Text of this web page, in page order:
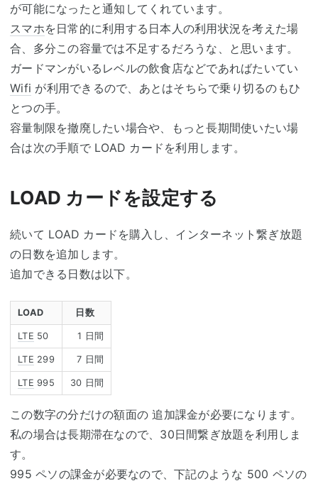
が可能になったと通知してくれています。
スマホを日常的に利用する日本人の利用状況を考えた場
合、多分この容量では不足するだろうな、と思います。
ガードマンがいるレベルの飲食店などであればたいてい
Wifi が利用できるので、あとはそちらで乗り切るのもひ
とつの手。
容量制限を撤廃したい場合や、もっと長期間使いたい場
合は次の手順で LOAD カードを利用します。
LOAD カードを設定する
続いて LOAD カードを購入し、インターネット繋ぎ放題
の日数を追加します。
追加できる日数は以下。
LOAD 日数
LTE 50 1 日間
LTE 299 7 日間
LTE 995 30 日間
この数字の分だけの額面の 追加課金が必要になります。
私の場合は長期滞在なので、30日間繋ぎ放題を利用しま
す。
995 ペソの課金が必要なので、下記のような 500 ペソの